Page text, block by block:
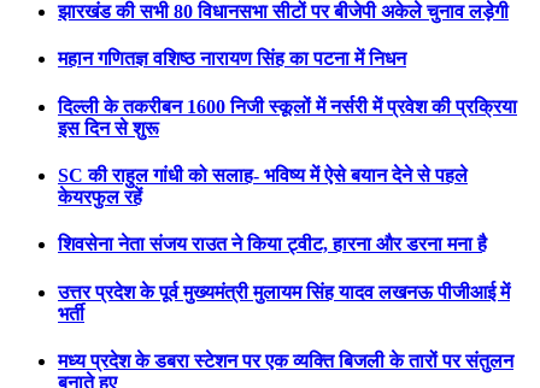
झारखंड की सभी 80 विधानसभा सीटों पर बीजेपी अकेले चुनाव लड़ेगी
महान गणितज्ञ वशिष्ठ नारायण सिंह का पटना में निधन
दिल्ली के तकरीबन 1600 निजी स्कूलों में नर्सरी में प्रवेश की प्रक्रिया
इस दिन से शुरू
SC की राहुल गांधी को सलाह- भविष्य में ऐसे बयान देने से पहले
केयरफुल रहें
शिवसेना नेता संजय राउत ने किया ट्वीट, हारना और डरना मना है
उत्तर प्रदेश के पूर्व मुख्यमंत्री मुलायम सिंह यादव लखनऊ पीजीआई में
भर्ती
मध्य प्रदेश के डबरा स्टेशन पर एक व्यक्ति बिजली के तारों पर संतुलन
बनाते हुए